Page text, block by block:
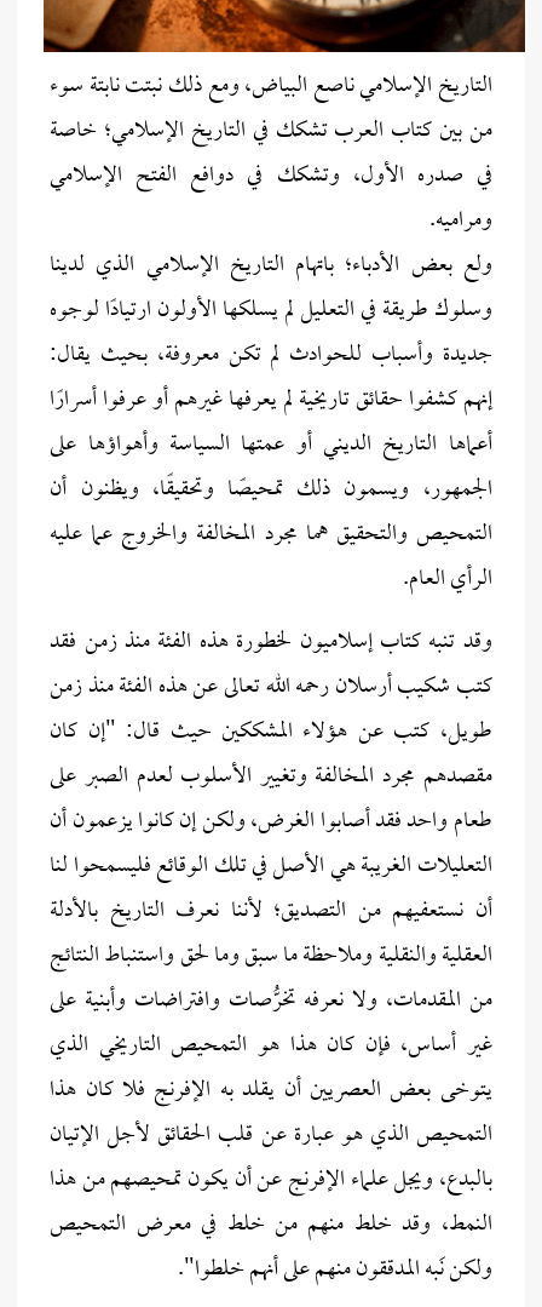
التاريخ الإسلامي ناصع البياض، ومع ذلك نبتت نابتة سوء
من بين كتاب العرب تشكك في التاريخ الإسلامي؛ خاصة
في صدره الأول، وتشكك في دوافع الفتح الإسلامي
ومراميه.
ولع بعض الأدباء؛ باتهام التاريخ الإسلامي الذي لدينا
وسلوك طريقة في التعليل لم يسلكها الأولون ارتيادًا لوجوه
جديدة وأسباب للحوادث لم تكن معروفة، بحيث يقال:
إنهم كشفوا حقائق تاريخية لم يعرفها غيرهم أو عرفوا أسرارًا
أعماها التاريخ الديني أو عمتها السياسة وأهواؤها على
الجمهور، ويسمون ذلك تمحيصًا وتحقيقًا، ويظنون أن
التمحيص والتحقيق هما مجرد المخالفة والخروج عما عليه
الرأي العام.
وقد تنبه كتاب إسلاميون لخطورة هذه الفئة منذ زمن فقد
كتب شكيب أرسلان رحمه الله تعالى عن هذه الفئة منذ زمن
طويل، كتب عن هؤلاء المشككين حيث قال: "إن كان
مقصدهم مجرد المخالفة وتغيير الأسلوب لعدم الصبر على
طعام واحد فقد أصابوا الغرض، ولكن إن كانوا يزعمون أن
التعليلات الغريبة هي الأصل في تلك الوقائع فليسمحوا لنا
أن نستعفيهم من التصديق؛ لأننا نعرف التاريخ بالأدلة
العقلية والنقلية وملاحظة ما سبق وما لحق واستنباط النتائج
من المقدمات، ولا نعرفه تخرُّصات وافتراضات وأبنية على
غير أساس، فإن كان هذا هو التمحيص التاريخي الذي
يتوخى بعض العصريين أن يقلد به الإفرنج فلا كان هذا
التمحيص الذي هو عبارة عن قلب الحقائق لأجل الإتيان
بالبدع، ويجل علماء الإفرنج عن أن يكون تمحيصهم من هذا
النمط، وقد خلط منهم من خلط في معرض التمحيص
ولكن نَبه المدققون منهم على أنهم خلطوا".